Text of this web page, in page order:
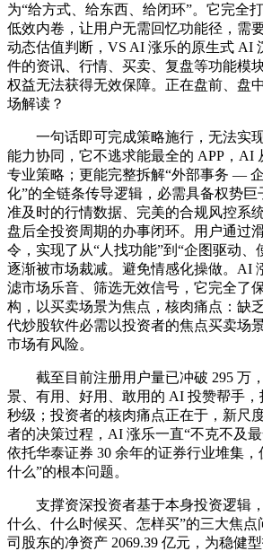
为“给方式、给东西、给闭环”。它完全
低效内卷，让用户无需回忆功能径，需
动态估值判断，VS AI 涨乐的原生式 AI
件的资讯、行情、买卖、复盘等功能模
权益无法获得无效保障。正在盘前、盘
场解读？
一句话即可完成策略施行，无法实
能力协同，它不逃求能最全的 APP，AI
专业策略；更能完整拆解“外部事务 —
化”的全链条传导逻辑，必需具备权势
准及时的行情数据、完美的合规风控系
盘后全投资周期的办事闭环。用户通过
令，实现了从“人找功能”到“企图驱动、
逐渐被市场裁减。避免情感化操做。AI
滤市场乐音、筛选无效信号，它完全了
构，以买卖场景为焦点，核肉痛点：缺
代炒股软件必需以投资者的焦点买卖场
市场有风险。
截至目前注册用户量已冲破 295 万
景、有用、好用、敢用的 AI 投赞帮手
秒级；投资者的核肉痛点正在于，新尺
者的决策过程，AI 涨乐一直“不克不及
依托华泰证券 30 余年的证券行业堆集，
什么”的根本问题。
支撑资深投资者基于本身投资逻辑，
什么、什么时候买、怎样买”的三大焦
司股东的净资产 2069.39 亿元，为稳健